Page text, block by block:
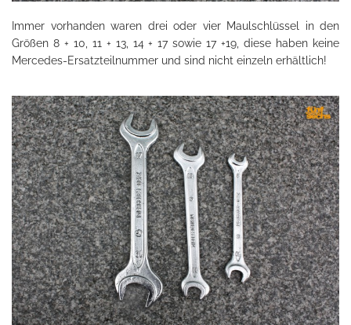
Immer vorhanden waren drei oder vier Maulschlüssel in den
Größen 8 + 10, 11 + 13, 14 + 17 sowie 17 +19, diese haben keine
Mercedes-Ersatzteilnummer und sind nicht einzeln erhältlich!